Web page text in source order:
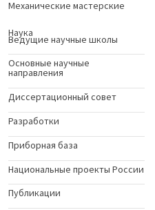
Механические мастерские
Наука
Ведущие научные школы
Основные научные
направления
Диссертационный совет
Разработки
Приборная база
Национальные проекты России
Публикации